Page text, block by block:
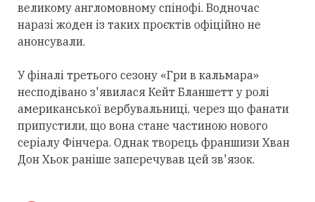
великому англомовному спінофі. Водночас
наразі жоден із таких проєктів офіційно не
анонсували.
У фіналі третього сезону «Гри в кальмара»
несподівано з'явилася Кейт Бланшетт у ролі
американської вербувальниці, через що фанати
припустили, що вона стане частиною нового
серіалу Фінчера. Однак творець франшизи Хван
Дон Хьок раніше заперечував цей зв'язок.